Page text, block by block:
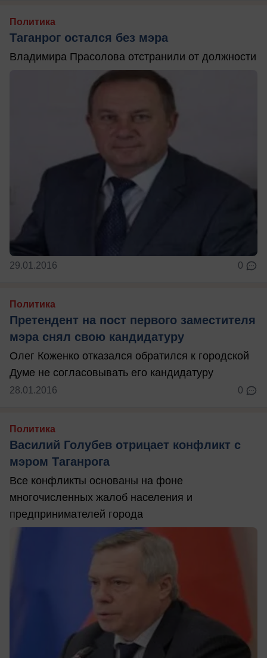
Политика
Таганрог остался без мэра
Владимира Прасолова отстранили от должности
29.01.2016 0
Политика
Претендент на пост первого заместителя
мэра снял свою кандидатуру
Олег Коженко отказался обратился к городской
Думе не согласовывать его кандидатуру
28.01.2016 0
Политика
Василий Голубев отрицает конфликт с
мэром Таганрога
Все конфликты основаны на фоне
многочисленных жалоб населения и
предпринимателей города